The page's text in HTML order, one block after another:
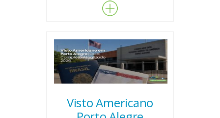
Visto Americano